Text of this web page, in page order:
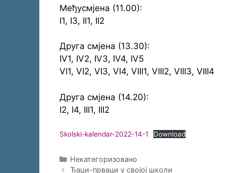
Међусмјена (11.00):
I1, I3, II1, II2
Друга смјена (13.30):
IV1, IV2, IV3, IV4, IV5
VI1, VI2, VI3, VI4, VIII1, VIII2, VIII3, VIII4
Друга смјена (14.20):
I2, I4, III1, III2
Skolski-kalendar-2022-14-1 Download
Categories
Некатегоризовано
Ђаци-прваци у својој школи